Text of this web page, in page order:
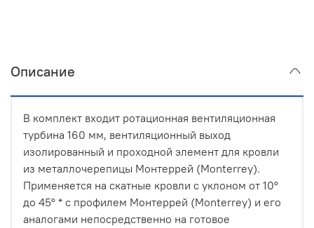
Описание
В комплект входит ротационная вентиляционная
турбина 160 мм, вентиляционный выход
изолированный и проходной элемент для кровли
из металлочерепицы Монтеррей (Monterrey).
Применяется на скатные кровли с уклоном от 10°
до 45° * с профилем Монтеррей (Monterrey) и его
аналогами непосредственно на готовое